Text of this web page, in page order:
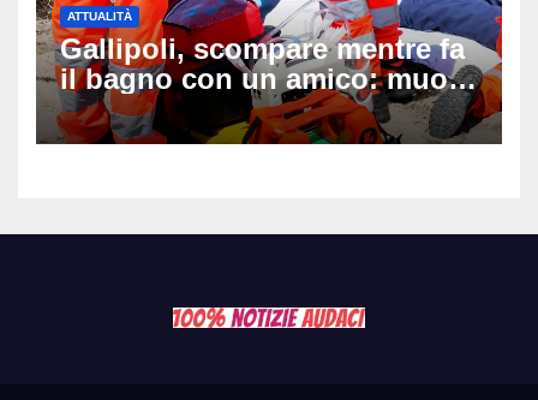
ATTUALITÀ
Gallipoli, scompare mentre fa
il bagno con un amico: muore
a 19 anni dopo 45 minuti di
disperati tentativi di